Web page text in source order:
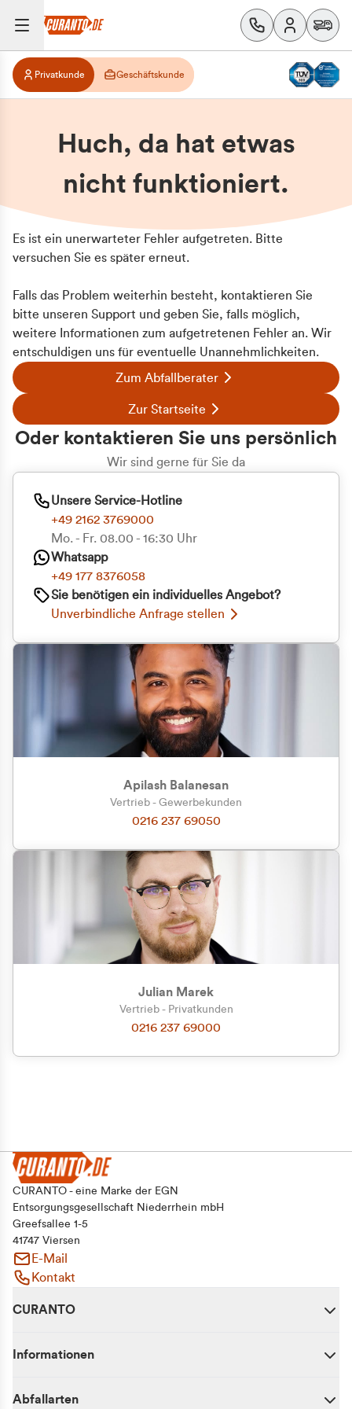
Zu welcher Kundengruppe
gehören Sie?
Privatkunde (inkl. MwSt.)
Geschäftskunde (exkl. MwSt.)
Privatkunde Geschäftskunde
Huch, da hat etwas
nicht funktioniert.
Es ist ein unerwarteter Fehler aufgetreten. Bitte
versuchen Sie es später erneut.
Falls das Problem weiterhin besteht, kontaktieren Sie
bitte unseren Support und geben Sie, falls möglich,
weitere Informationen zum aufgetretenen Fehler an. Wir
entschuldigen uns für eventuelle Unannehmlichkeiten.
Zum Abfallberater
Zur Startseite
Oder kontaktieren Sie uns persönlich
Wir sind gerne für Sie da
Unsere Service-Hotline
+49 2162 3769000
Mo. - Fr. 08.00 - 16:30 Uhr
Whatsapp
+49 177 8376058
Sie benötigen ein individuelles Angebot?
Unverbindliche Anfrage stellen
Apilash Balanesan
Vertrieb - Gewerbekunden
0216 237 69050
Julian Marek
Vertrieb - Privatkunden
0216 237 69000
CURANTO - eine Marke der EGN
Entsorgungsgesellschaft Niederrhein mbH
Greefsallee 1-5
41747 Viersen
E-Mail
Kontakt
CURANTO
Informationen
Abfallarten